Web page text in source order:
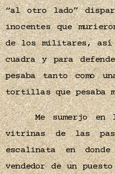
“al otro lado”
inocentes que
de los militares, así
cuadra y para
pesaba tanto como
tortillas que pesaba
Me sumerjo
vitrinas de las
escalinata en
vendedor de un